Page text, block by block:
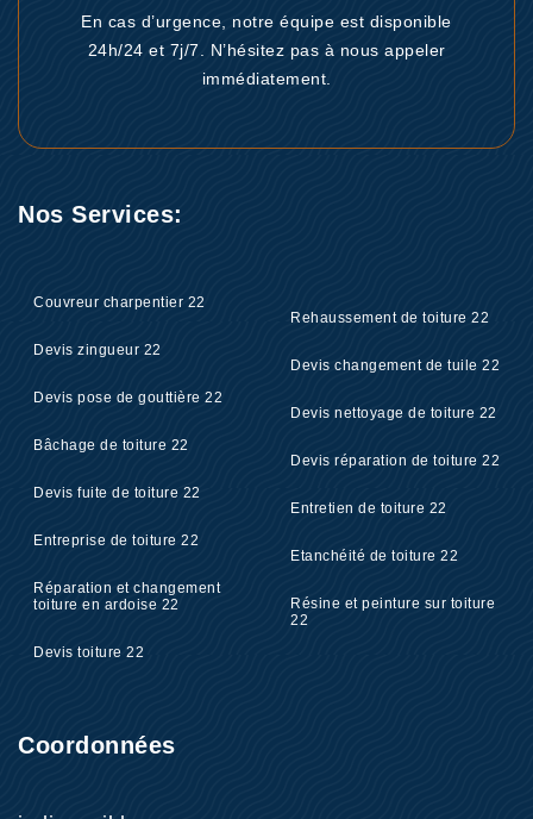
En cas d’urgence, notre équipe est disponible
24h/24 et 7j/7. N’hésitez pas à nous appeler
immédiatement.
Nos Services:
Couvreur charpentier 22
Devis zingueur 22
Devis pose de gouttière 22
Bâchage de toiture 22
Devis fuite de toiture 22
Entreprise de toiture 22
Réparation et changement
toiture en ardoise 22
Devis toiture 22
Rehaussement de toiture 22
Devis changement de tuile 22
Devis nettoyage de toiture 22
Devis réparation de toiture 22
Entretien de toiture 22
Etanchéité de toiture 22
Résine et peinture sur toiture
22
Coordonnées